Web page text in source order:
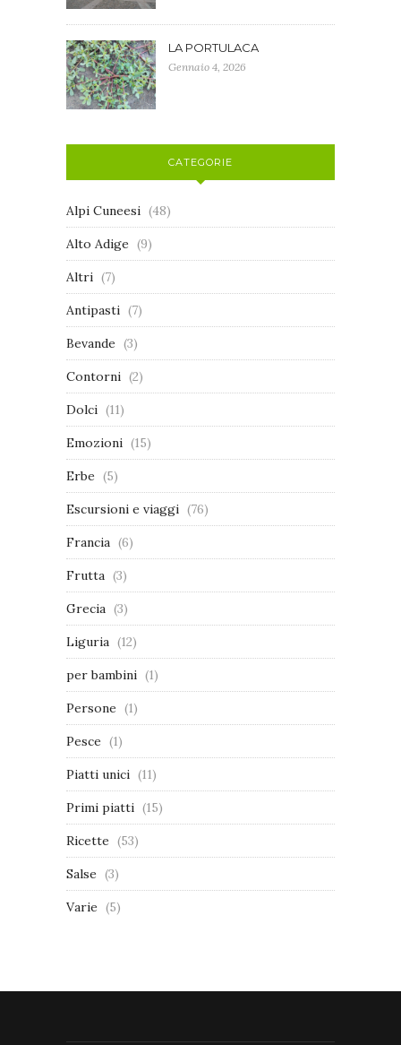
LA PORTULACA
Gennaio 4, 2026
CATEGORIE
Alpi Cuneesi (48)
Alto Adige (9)
Altri (7)
Antipasti (7)
Bevande (3)
Contorni (2)
Dolci (11)
Emozioni (15)
Erbe (5)
Escursioni e viaggi (76)
Francia (6)
Frutta (3)
Grecia (3)
Liguria (12)
per bambini (1)
Persone (1)
Pesce (1)
Piatti unici (11)
Primi piatti (15)
Ricette (53)
Salse (3)
Varie (5)